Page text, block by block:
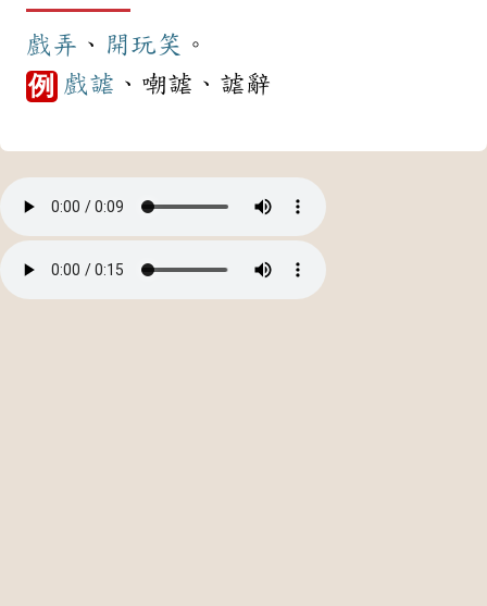
戲弄 、 開玩笑 。
例 戲謔 、嘲謔、謔辭